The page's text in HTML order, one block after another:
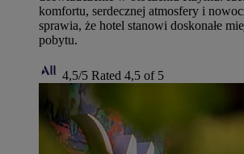
komfortu, serdecznej atmosfery i
sprawia, że hotel stanowi doskonałe
pobytu.
4,5/5 Rated 4,5 of 5